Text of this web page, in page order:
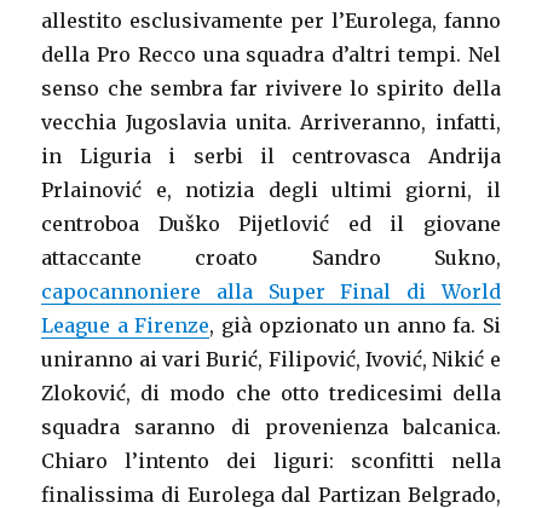
allestito esclusivamente per l’Eurolega, fanno
della Pro Recco una squadra d’altri tempi. Nel
senso che sembra far rivivere lo spirito della
vecchia Jugoslavia unita. Arriveranno, infatti,
in Liguria i serbi il centrovasca Andrija
Prlainović e, notizia degli ultimi giorni, il
centroboa Duško Pijetlović ed il giovane
attaccante croato Sandro Sukno,
capocannoniere alla Super Final di World
League a Firenze, già opzionato un anno fa. Si
uniranno ai vari Burić, Filipović, Ivović, Nikić e
Zloković, di modo che otto tredicesimi della
squadra saranno di provenienza balcanica.
Chiaro l’intento dei liguri: sconfitti nella
finalissima di Eurolega dal Partizan Belgrado,